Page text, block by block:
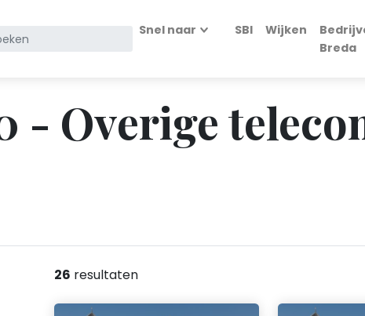
Snel naar SBI Wijken
Breda
- Overige
26 resultaten